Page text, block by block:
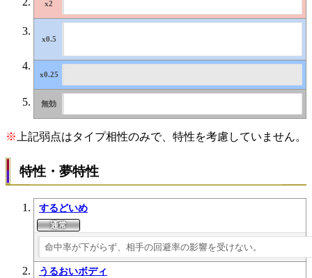
※ 上記弱点はタイプ相性のみで、特性を考慮していません。
特性・夢特性
するどいめ
命中率が下がらず、相手の回避率の影響を受けない。
うるおいボディ